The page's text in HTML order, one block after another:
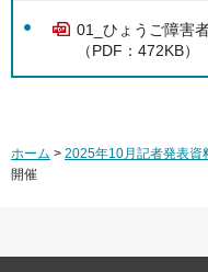
01_ひょうご障害
（PDF：472KB）
ホーム > 2025年10月記者発表資
開催